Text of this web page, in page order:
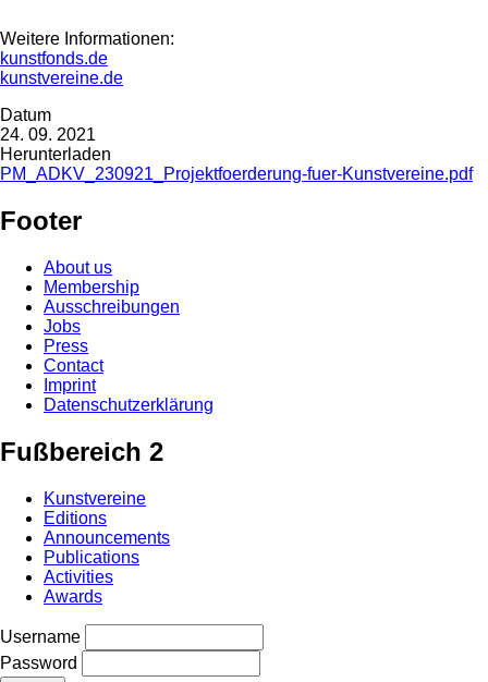
Weitere Informationen:
kunstfonds.de
kunstvereine.de
Datum
24. 09. 2021
Herunterladen
PM_ADKV_230921_Projektfoerderung-fuer-Kunstvereine.pdf
Footer
About us
Membership
Ausschreibungen
Jobs
Press
Contact
Imprint
Datenschutzerklärung
Fußbereich 2
Kunstvereine
Editions
Announcements
Publications
Activities
Awards
Username
Password